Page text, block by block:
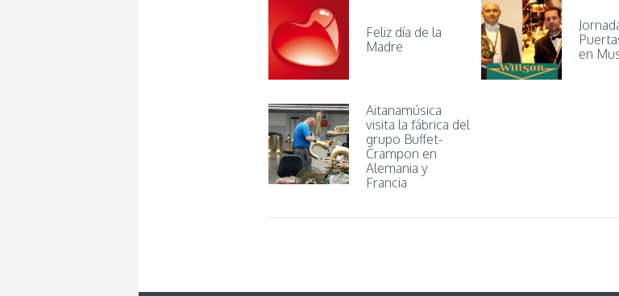
Feliz día de la
Madre
en
Aitanamúsica
visita la fábrica del
grupo Buffet-
Crampon en
Alemania y
Francia